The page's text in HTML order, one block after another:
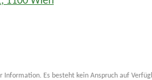
Information. Es besteht kein Anspruch auf